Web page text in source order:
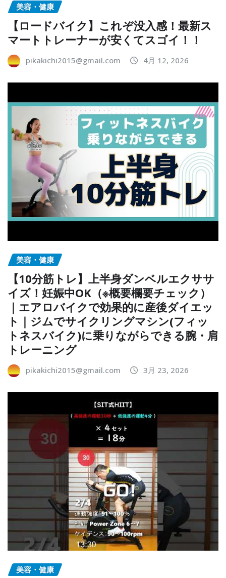
美容・健康
【ロードバイク】これぞ没入感！最新ス
マートトレーナーが安くてスゴイ！！
pikakichi2015@gmail.com 4月 12, 2026
美容・健康
【10分筋トレ】上半身ダンベルエクササ
イズ！妊娠中OK（※概要欄要チェック）
｜エアロバイクで効果的に産後ダイエッ
ト｜ジムでサイクリングマシン(フィッ
トネスバイク)に乗りながらできる腕・肩
トレーニング
pikakichi2015@gmail.com 3月 23, 2026
美容・健康